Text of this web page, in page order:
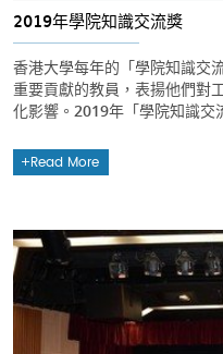
2019年學院知識交流獎
香港大學每年的「學院知識交
重要貢獻的教員，表揚他們對
化影響。2019年「學院知識交
Read More